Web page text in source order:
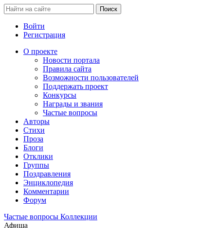
Войти
Регистрация
О проекте
Новости портала
Правила сайта
Возможности пользователей
Поддержать проект
Конкурсы
Награды и звания
Частые вопросы
Авторы
Стихи
Проза
Блоги
Отклики
Группы
Поздравления
Энциклопедия
Комментарии
Форум
Частые вопросы Коллекции
Афиша